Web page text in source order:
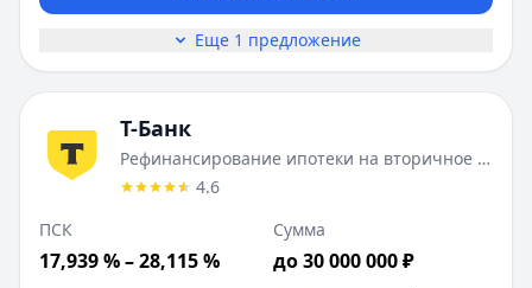
Еще 1 предложение
Т-Банк
Рефинансирование ипотеки на вторичное жилье
4.6
ПСК
17,939 % – 28,115 %
Сумма
до 30 000 000 ₽